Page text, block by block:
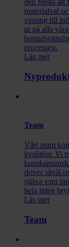
den första att
materialval
visning till
ut på alla
processen.
Läs mer
Team
Vårt team
kvalitéer. Vi
driver såväl
själva som
hela tiden
Läs mer
Team